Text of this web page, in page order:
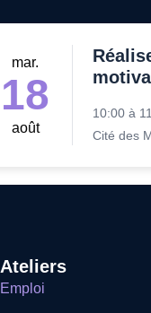
mar.
18
août
10:00 à
Ateliers
Emploi